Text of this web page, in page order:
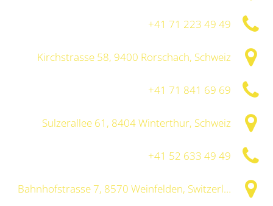
+41 71 223 49 49
Kirchstrasse 58, 9400 Rorschach, Schweiz
+41 71 841 69 69
Sulzerallee 61, 8404 Winterthur, Schweiz
+41 52 633 49 49
Bahnhofstrasse 7, 8570 Weinfelden, Switzerland